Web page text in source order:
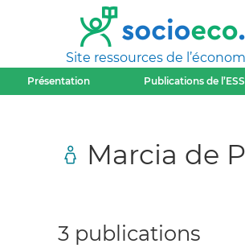
Site ressources de
Présentation Publications de l’ESS
Marcia de
3 publications